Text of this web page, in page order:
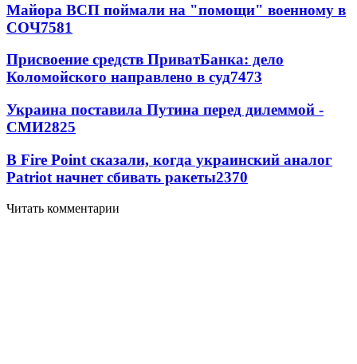
Майора ВСП поймали на "помощи" военному в
СОЧ7581
Присвоение средств ПриватБанка: дело
Коломойского направлено в суд7473
Украина поставила Путина перед дилеммой -
СМИ2825
В Fire Point сказали, когда украинский аналог
Patriot начнет сбивать ракеты2370
Читать комментарии